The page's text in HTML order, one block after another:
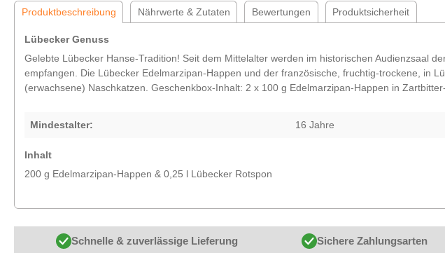
Produktbeschreibung Nährwerte & Zutaten Bewertungen Produktsicherheit
Lübecker Genuss
Gelebte Lübecker Hanse-Tradition! Seit dem Mittelalter werden im historischen Audienzsaal
empfangen. Die Lübecker Edelmarzipan-Happen und der französische, fruchtig-trockene, in
(erwachsene) Naschkatzen. Geschenkbox-Inhalt: 2 x 100 g Edelmarzipan-Happen in
Mindestalter: 16 Jahre
Inhalt
200 g Edelmarzipan-Happen & 0,25 l Lübecker Rotspon
Schnelle & zuverlässige Lieferung Sichere Zahlungsarten